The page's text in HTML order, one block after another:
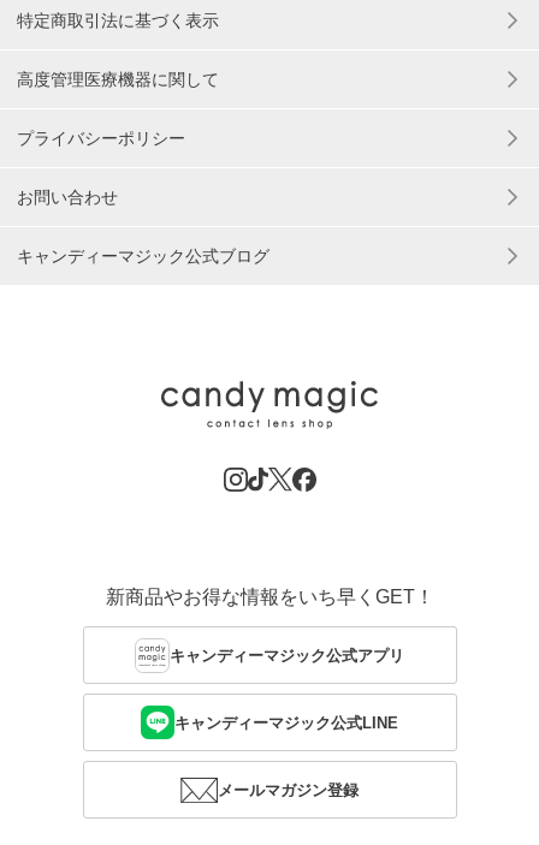
特定商取引法に基づく表示
高度管理医療機器に関して
プライバシーポリシー
お問い合わせ
キャンディーマジック公式ブログ
新商品やお得な情報をいち早くGET！
キャンディーマジック公式アプリ
キャンディーマジック公式LINE
メールマガジン登録